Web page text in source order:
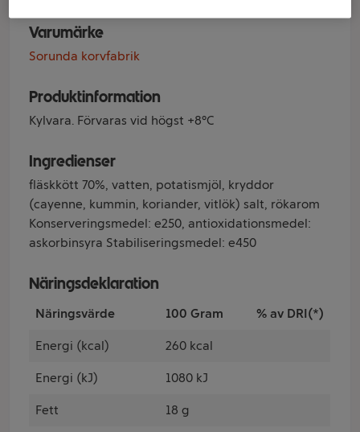
Varumärke
Sorunda korvfabrik
Produktinformation
Kylvara. Förvaras vid högst +8°C
Ingredienser
fläskkött 70%, vatten, potatismjöl, kryddor
(cayenne, kummin, koriander, vitlök) salt, rökarom
Konserveringsmedel: e250, antioxidationsmedel:
askorbinsyra Stabiliseringsmedel: e450
Näringsdeklaration
Näringsvärde 100 Gram % av DRI(*)
Energi (kcal) 260 kcal
Energi (kJ) 1080 kJ
Fett 18 g